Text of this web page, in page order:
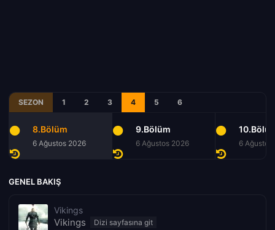
SEZON 1 2 3 4 5 6
8.Bölüm
6 Ağustos 2026
9.Bölüm
6 Ağustos 2026 6 Ağustos
GENEL BAKIŞ
Vikings
Vikings